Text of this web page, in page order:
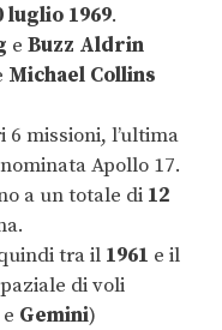
luglio 1969.
e Buzz Aldrin
Michael Collins
missioni, l’ultima
Apollo 17.
a un totale di 12
tra il 1961 e il
di voli
e Gemini)